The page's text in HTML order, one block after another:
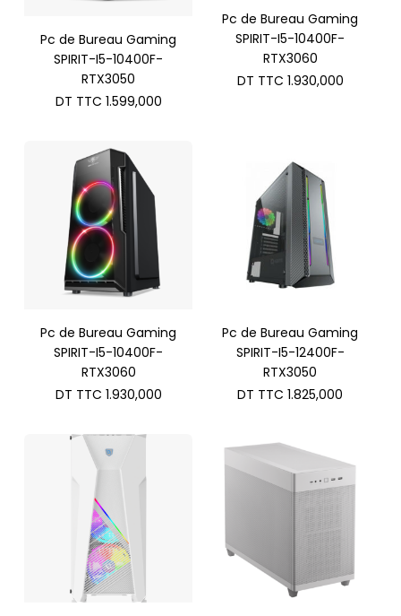
Pc de Bureau Gaming
SPIRIT-I5-10400F-
RTX3050
DT TTC 1.599,000
Pc de Bureau Gaming
SPIRIT-I5-10400F-
RTX3060
DT TTC 1.930,000
Pc de Bureau Gaming
SPIRIT-I5-10400F-
RTX3060
DT TTC 1.930,000
Pc de Bureau Gaming
SPIRIT-I5-12400F-
RTX3050
DT TTC 1.825,000